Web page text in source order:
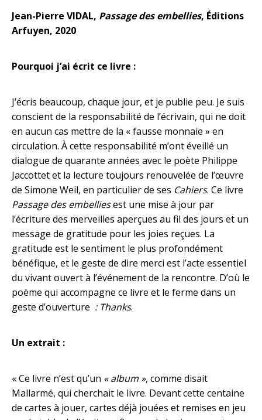
Jean-Pierre VIDAL, Passage des embellies, Éditions
Arfuyen, 2020
Pourquoi j’ai écrit ce livre :
J’écris beaucoup, chaque jour, et je publie peu. Je suis
conscient de la responsabilité de l’écrivain, qui ne doit
en aucun cas mettre de la « fausse monnaie » en
circulation. À cette responsabilité m’ont éveillé un
dialogue de quarante années avec le poète Philippe
Jaccottet et la lecture toujours renouvelée de l’œuvre
de Simone Weil, en particulier de ses Cahiers. Ce livre
Passage des embelliesest une mise à jour par
l’écriture des merveilles aperçues au fil des jours et un
message de gratitude pour les joies reçues. La
gratitude est le sentiment le plus profondément
bénéfique, et le geste de dire merci est l’acte essentiel
du vivant ouvert à l’événement de la rencontre. D’où le
poème qui accompagne ce livre et le ferme dans un
geste d’ouverture : Thanks.
Un extrait :
« Ce livre n’est qu’un « album », comme disait
Mallarmé, qui cherchait le livre. Devant cette centaine
de cartes à jouer, cartes déjà jouées et remises en jeu